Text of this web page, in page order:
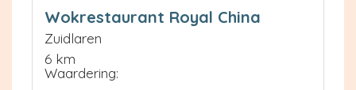
Wokrestaurant Royal China
Zuidlaren
6 km
Waardering: